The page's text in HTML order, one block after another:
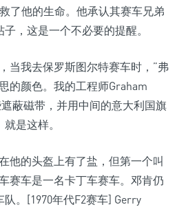
了他的生命。他承认其赛车兄弟
，这是一个不必要的提醒。
当我去保罗斯图尔特赛车时，”弗
的颜色。我的工程师Graham
蔽磁带，并用中间的意大利国旗
是这样。
他的头盔上有了盐，但第一个叫
赛车是一名卡丁车赛车。邓肯仍
。[1970年代F2赛车] Gerry